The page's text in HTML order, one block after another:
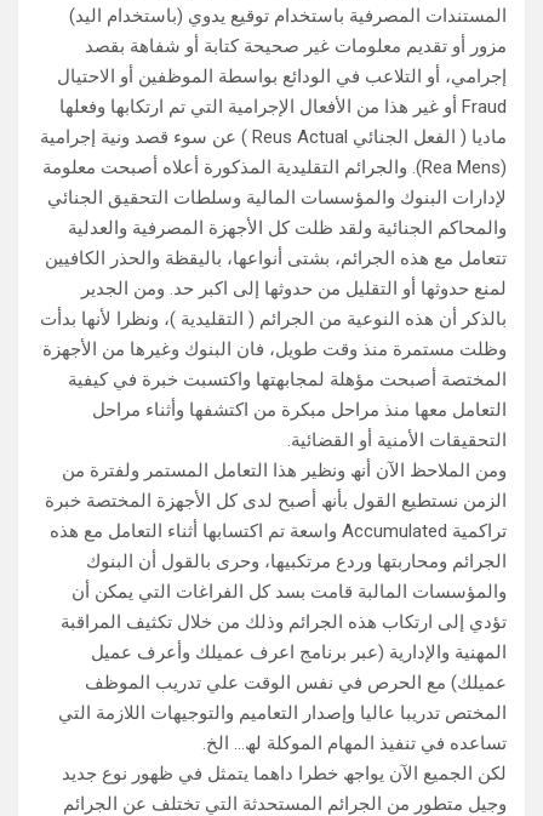
المستندات المصرفیة باستخدام توقیع یدوي (باستخدام الید)
مزور أو تقدیم معلومات غیر صحیحة كتابة أو شفاھة بقصد
إجرامي، أو التلاعب في الودائع بواسطة الموظفین أو الاحتیال
Fraud أو غیر ھذا من الأفعال الإجرامیة التي تم ارتكابھا وفعلھا
مادیا ( الفعل الجنائي Reus Actual ) عن سوء قصد ونیة إجرامیة
(Rea Mens). والجرائم التقلیدیة المذكورة أعلاه أصبحت معلومة
لإدارات البنوك والمؤسسات المالیة وسلطات التحقیق الجنائي
والمحاكم الجنائیة ولقد ظلت كل الأجھزة المصرفیة والعدلیة
تتعامل مع ھذه الجرائم، بشتى أنواعھا، بالیقظة والحذر الكافیین
لمنع حدوثھا أو التقلیل من حدوثھا إلى اكبر حد. ومن الجدیر
بالذكر أن ھذه النوعیة من الجرائم ( التقلیدیة )، ونظرا لأنھا بدأت
وظلت مستمرة منذ وقت طویل، فان البنوك وغیرھا من الأجھزة
المختصة أصبحت مؤھلة لمجابھتھا واكتسبت خبرة في كیفیة
التعامل معھا منذ مراحل مبكرة من اكتشفھا وأثناء مراحل
التحقیقات الأمنیة أو القضائیة.
ومن الملاحظ الآن أنھ ونظیر ھذا التعامل المستمر ولفترة من
الزمن نستطیع القول بأنھ أصبح لدى كل الأجھزة المختصة خبرة
تراكمیة Accumulated واسعة تم اكتسابھا أثناء التعامل مع ھذه
الجرائم ومحاربتھا وردع مرتكبیھا، وحرى بالقول أن البنوك
والمؤسسات المالبة قامت بسد كل الفراغات التي یمكن أن
تؤدي إلى ارتكاب ھذه الجرائم وذلك من خلال تكثیف المراقبة
المھنیة والإداریة (عبر برنامج اعرف عمیلك وأعرف عمیل
عمیلك) مع الحرص في نفس الوقت علي تدریب الموظف
المختص تدریبا عالیا وإصدار التعامیم والتوجیھات اللازمة التي
تساعده في تنفیذ المھام الموكلة لھ… الخ.
لكن الجمیع الآن یواجھ خطرا داھما یتمثل في ظھور نوع جدید
وجیل متطور من الجرائم المستحدثة التي تختلف عن الجرائم